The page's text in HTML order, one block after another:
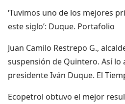
‘Tuvimos uno de los mejores
este siglo’: Duque. Portafolio
Juan Camilo Restrepo G.,
suspensión de Quintero. Así lo
presidente Iván Duque. El
Ecopetrol obtuvo el mejor